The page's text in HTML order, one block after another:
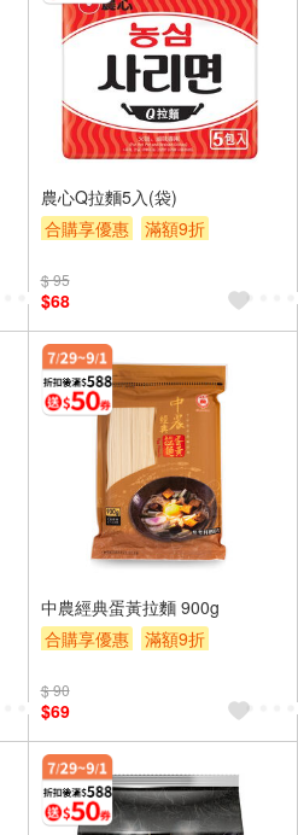
農心Q拉麵5入(袋)
合購享優惠
滿額9折
$ 95
$68
中農經典蛋黃拉麵 900g
合購享優惠
滿額9折
$ 90
$69